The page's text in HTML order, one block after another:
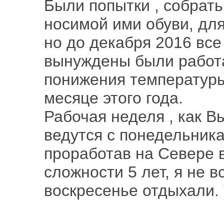
Были попытки ,
носимой ими обуви,
но до декабря 2016
вынуждены были
понижения
месяце этого года.
Рабочая неделя , как
ведутся с
проработав на Севере
сложности 5 лет, я не
воскресенье